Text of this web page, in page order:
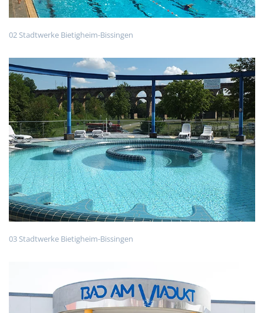
02 Stadtwerke Bietigheim-Bissingen
03 Stadtwerke Bietigheim-Bissingen